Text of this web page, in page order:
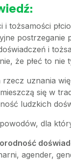
i tożsamości
postrzeganie
i
że płeć to nie
rzecz uznania
się w
ludzkich
dla
agender,